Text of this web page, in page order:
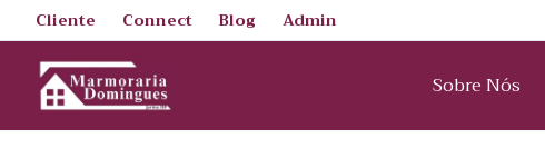
Cliente Connect Blog Admin
Sobre Nós